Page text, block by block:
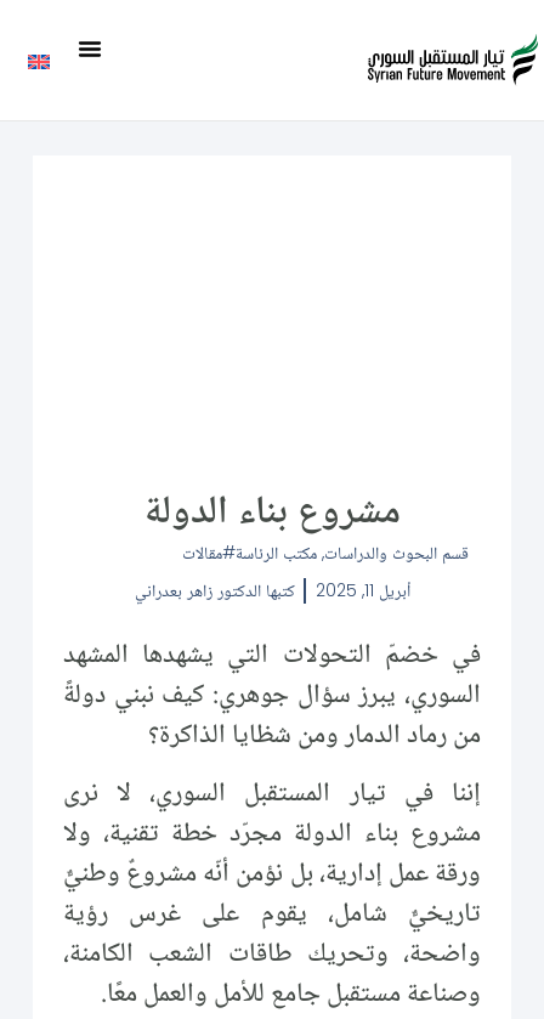
مشروع بناء الدولة
قسم البحوث والدراسات, مكتب الرئاسة مقالات
أبريل 11, 2025
كتبها الدكتور زاهر بعدراني
في خضمّ التحولات التي يشهدها المشهد
السوري، يبرز سؤال جوهري: كيف نبني دولةً
من رماد الدمار ومن شظايا الذاكرة؟
إننا في تيار المستقبل السوري، لا نرى
مشروع بناء الدولة مجرّد خطة تقنية، ولا
ورقة عمل إدارية، بل نؤمن أنّه مشروعٌ وطنيٌّ
تاريخيٌّ شامل، يقوم على غرس رؤية
واضحة، وتحريك طاقات الشعب الكامنة،
وصناعة مستقبل جامع للأمل والعمل معًا.